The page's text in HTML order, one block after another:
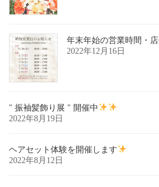
年末年始の営業時間・
2022年12月16日
" 振袖髪飾り展 " 開催中
2022年8月19日
ヘアセット体験を開催します
2022年8月12日